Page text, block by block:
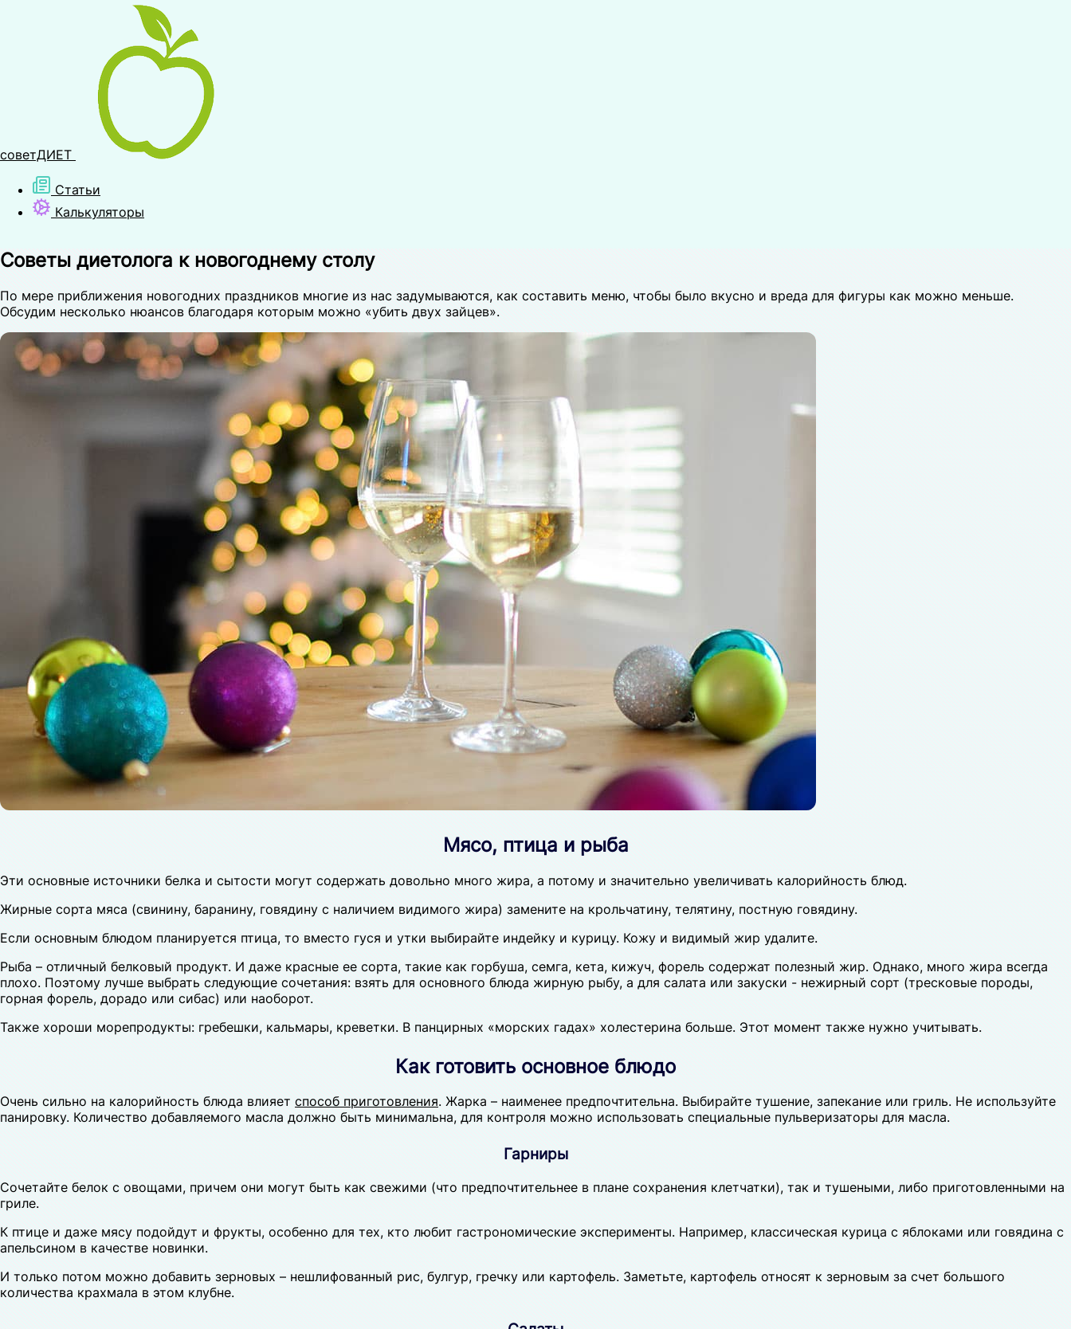
советДИЕТ
Статьи
Калькуляторы
Советы диетолога к новогоднему столу
По мере приближения новогодних праздников многие из нас задумываются, как составить меню, чтобы было вкусно и вреда для фигуры как можно меньше.
Обсудим несколько нюансов благодаря которым можно «убить двух зайцев».
Мясо, птица и рыба
Эти основные источники белка и сытости могут содержать довольно много жира, а потому и значительно увеличивать калорийность блюд.
Жирные сорта мяса (свинину, баранину, говядину с наличием видимого жира) замените на крольчатину, телятину, постную говядину.
Если основным блюдом планируется птица, то вместо гуся и утки выбирайте индейку и курицу. Кожу и видимый жир удалите.
Рыба – отличный белковый продукт. И даже красные ее сорта, такие как горбуша, семга, кета, кижуч, форель содержат полезный жир. Однако, много жира всегда
плохо. Поэтому лучше выбрать следующие сочетания: взять для основного блюда жирную рыбу, а для салата или закуски - нежирный сорт (тресковые породы,
горная форель, дорадо или сибас) или наоборот.
Также хороши морепродукты: гребешки, кальмары, креветки. В панцирных «морских гадах» холестерина больше. Этот момент также нужно учитывать.
Как готовить основное блюдо
Очень сильно на калорийность блюда влияет способ приготовления. Жарка – наименее предпочтительна. Выбирайте тушение, запекание или гриль. Не используйте
панировку. Количество добавляемого масла должно быть минимальна, для контроля можно использовать специальные пульверизаторы для масла.
Гарниры
Сочетайте белок с овощами, причем они могут быть как свежими (что предпочтительнее в плане сохранения клетчатки), так и тушеными, либо приготовленными на
гриле.
К птице и даже мясу подойдут и фрукты, особенно для тех, кто любит гастрономические эксперименты. Например, классическая курица с яблоками или говядина с
апельсином в качестве новинки.
И только потом можно добавить зерновых – нешлифованный рис, булгур, гречку или картофель. Заметьте, картофель относят к зерновым за счет большого
количества крахмала в этом клубне.